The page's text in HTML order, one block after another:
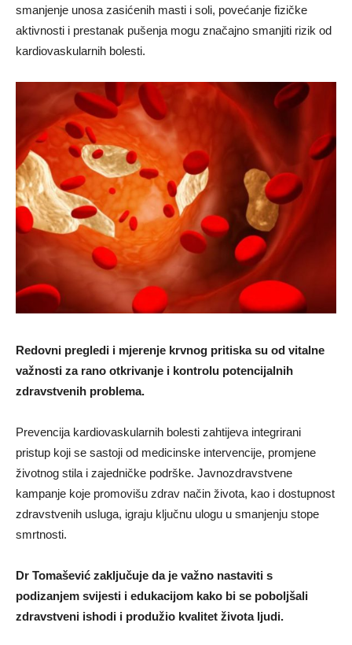
smanjenje unosa zasićenih masti i soli, povećanje fizičke
aktivnosti i prestanak pušenja mogu značajno smanjiti rizik od
kardiovaskularnih bolesti.
Redovni pregledi i mjerenje krvnog pritiska su od vitalne
važnosti za rano otkrivanje i kontrolu potencijalnih
zdravstvenih problema.
Prevencija kardiovaskularnih bolesti zahtijeva integrirani
pristup koji se sastoji od medicinske intervencije, promjene
životnog stila i zajedničke podrške. Javnozdravstvene
kampanje koje promovišu zdrav način života, kao i dostupnost
zdravstvenih usluga, igraju ključnu ulogu u smanjenju stope
smrtnosti.
Dr Tomašević zaključuje da je važno nastaviti s
podizanjem svijesti i edukacijom kako bi se poboljšali
zdravstveni ishodi i produžio kvalitet života ljudi.